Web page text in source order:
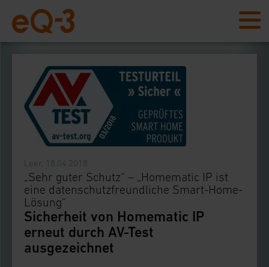
Leer, 18.04.2018
Sicherheit von Homematic IP
erneut durch AV-Test
ausgezeichnet
„Sehr guter Schutz“ – „Homematic IP ist
eine datenschutzfreundliche Smart-Home-
Lösung“